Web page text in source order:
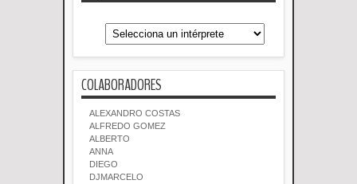
COLABORADORES
ALEXANDRO COSTAS
ALFREDO GOMEZ
ALBERTO
ANNA
DIEGO
DJMARCELO